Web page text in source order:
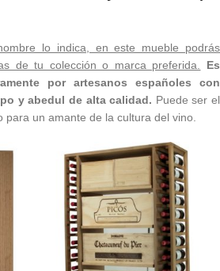
lo indica, en este mueble podrás
de tu colección o marca preferida.
Es
por artesanos españoles con
y abedul de alta calidad. Puede ser el
para un amante de la cultura del vino.